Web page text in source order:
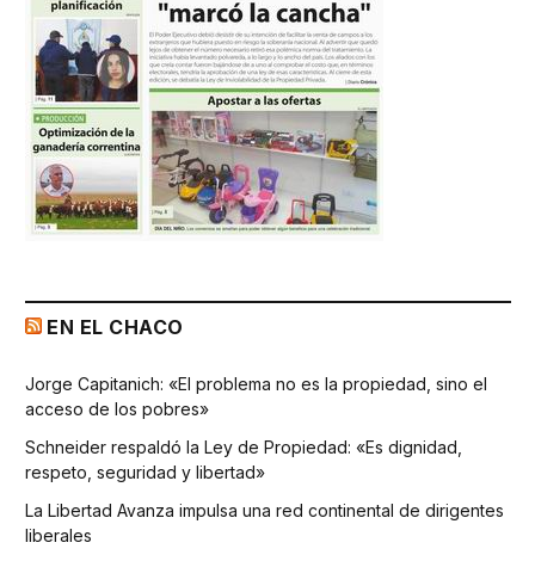
EN EL CHACO
Jorge Capitanich: «El problema no es la propiedad, sino el
acceso de los pobres»
Schneider respaldó la Ley de Propiedad: «Es dignidad,
respeto, seguridad y libertad»
La Libertad Avanza impulsa una red continental de dirigentes
liberales